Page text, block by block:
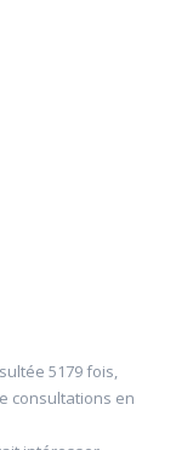
5179 fois,
consultations en